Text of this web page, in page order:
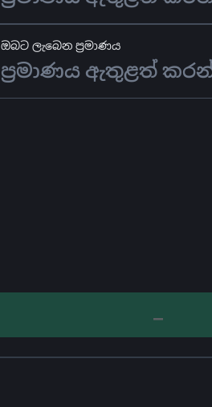
ඔබට ලැබෙන ප්‍රමාණය